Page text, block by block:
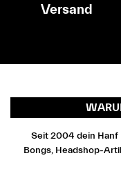
Versand
Seit 2004 dein Hanf
Bongs, Headshop-